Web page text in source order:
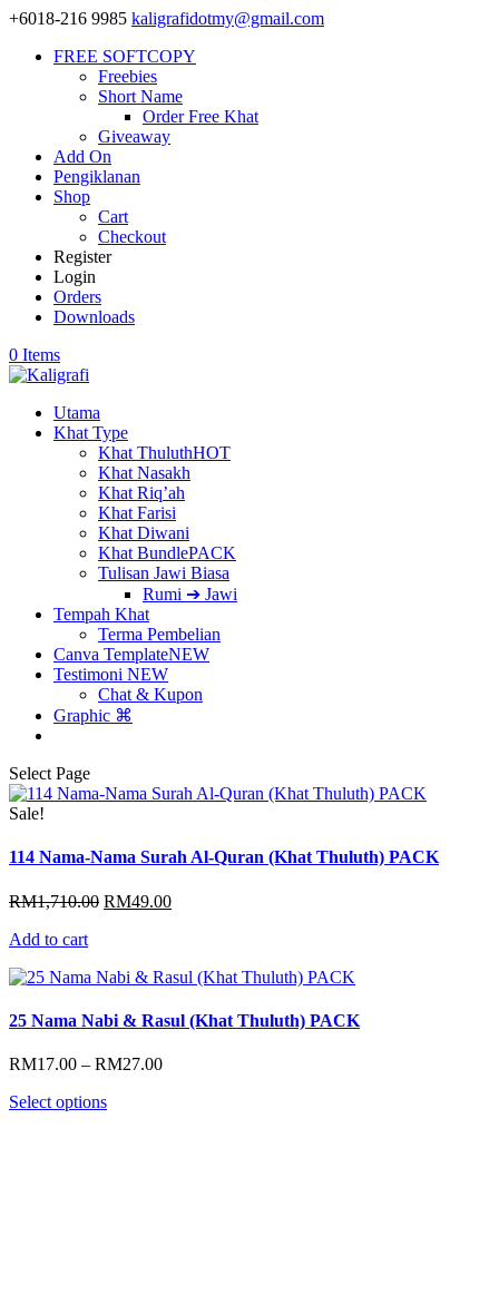
+6018-216 9985 kaligrafidotmy@gmail.com
FREE SOFTCOPY
Freebies
Short Name
Order Free Khat
Giveaway
Add On
Pengiklanan
Shop
Cart
Checkout
Register
Login
Orders
Downloads
0 Items
Utama
Khat Type
Khat ThuluthHOT
Khat Nasakh
Khat Riq’ah
Khat Farisi
Khat Diwani
Khat BundlePACK
Tulisan Jawi Biasa
Rumi ➔ Jawi
Tempah Khat
Terma Pembelian
Canva TemplateNEW
Testimoni NEW
Chat & Kupon
Graphic ⌘
Select Page
Sale!
114 Nama-Nama Surah Al-Quran (Khat Thuluth) PACK
RM1,710.00 Original
RM49.00Current
Add to cart
25 Nama Nabi & Rasul (Khat Thuluth) PACK
RM17.00 – RM27.00Price
Select options